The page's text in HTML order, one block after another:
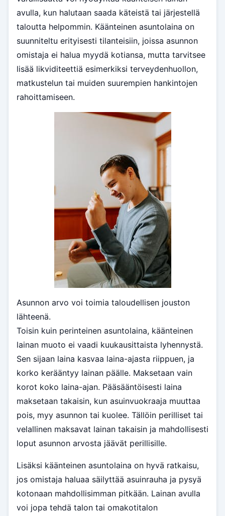
avulla, kun halutaan saada käteistä tai järjestellä
taloutta helpommin. Käänteinen asuntolaina on
suunniteltu erityisesti tilanteisiin, joissa asunnon
omistaja ei halua myydä kotiansa, mutta tarvitsee
lisää likviditeettiä esimerkiksi terveydenhuollon,
matkustelun tai muiden suurempien hankintojen
rahoittamiseen.
Asunnon arvo voi toimia taloudellisen jouston
lähteenä.
Toisin kuin perinteinen asuntolaina, käänteinen
lainan muoto ei vaadi kuukausittaista lyhennystä.
Sen sijaan laina kasvaa laina-ajasta riippuen, ja
korko kerääntyy lainan päälle. Maksetaan vain
korot koko laina-ajan. Pääsääntöisesti laina
maksetaan takaisin, kun asuinvuokraaja muuttaa
pois, myy asunnon tai kuolee. Tällöin perilliset tai
velallinen maksavat lainan takaisin ja mahdollisesti
loput asunnon arvosta jäävät perillisille.
Lisäksi käänteinen asuntolaina on hyvä ratkaisu,
jos omistaja haluaa säilyttää asuinrauha ja pysyä
kotonaan mahdollisimman pitkään. Lainan avulla
voi jopa tehdä talon tai omakotitalon